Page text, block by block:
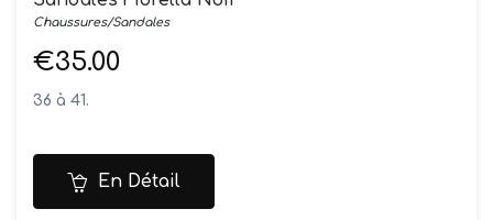
Chaussures/Sandales
€35.00
36 à 41.
En Détail